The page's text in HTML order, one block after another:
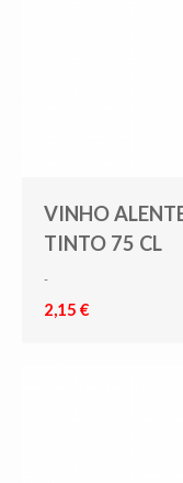
VINHO
TINTO 75 CL
-
2,15 €